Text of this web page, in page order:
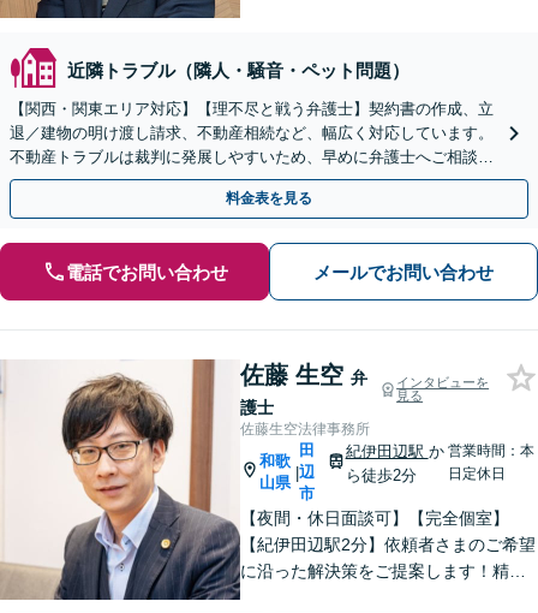
近隣トラブル（隣人・騒音・ペット問題）
【関西・関東エリア対応】【理不尽と戦う弁護士】契約書の作成、立
退／建物の明け渡し請求、不動産相続など、幅広く対応しています。
不動産トラブルは裁判に発展しやすいため、早めに弁護士へご相談く
ださい。【電話・メール・WEB相談可】
料金表を見る
電話でお問い合わせ メールでお問い合わせ
佐藤 生空 弁
護士
インタビューを
見る
佐藤生空法律事務所
和歌
山県
|
田
辺
市
紀伊田辺駅 か
ら徒歩2分
営業時間：本
日定休日
【夜間・休日面談可】【完全個室】
【紀伊田辺駅2分】依頼者さまのご希望
に沿った解決策をご提案します！精神